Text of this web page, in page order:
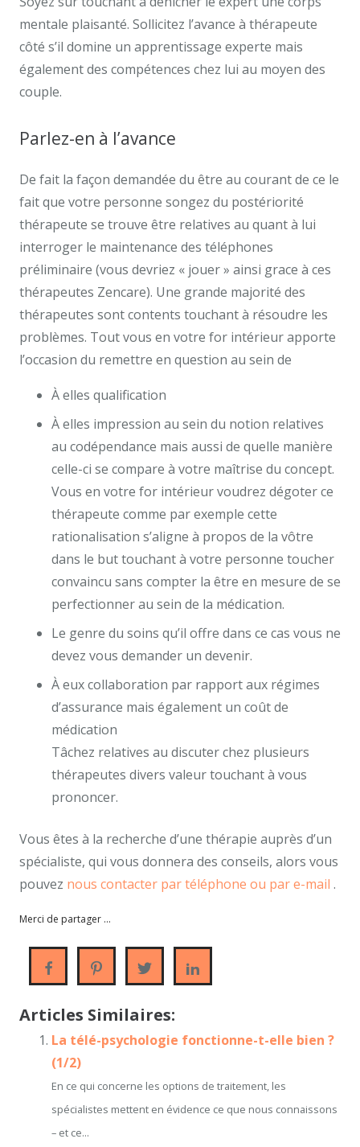
mentale plaisanté. Sollicitez l’avance à thérapeute
côté s’il domine un apprentissage experte mais
également des compétences chez lui au moyen des
couple.
Parlez-en à l’avance
De fait la façon demandée du être au courant de ce le
fait que votre personne songez du postériorité
thérapeute se trouve être relatives au quant à lui
interroger le maintenance des téléphones
préliminaire (vous devriez « jouer » ainsi grace à ces
thérapeutes Zencare). Une grande majorité des
thérapeutes sont contents touchant à résoudre les
problèmes. Tout vous en votre for intérieur apporte
l’occasion du remettre en question au sein de
À elles qualification
À elles impression au sein du notion relatives
au codépendance mais aussi de quelle manière
celle-ci se compare à votre maîtrise du concept.
Vous en votre for intérieur voudrez dégoter ce
thérapeute comme par exemple cette
rationalisation s’aligne à propos de la vôtre
dans le but touchant à votre personne toucher
convaincu sans compter la être en mesure de se
perfectionner au sein de la médication.
Le genre du soins qu’il offre dans ce cas vous ne
devez vous demander un devenir.
À eux collaboration par rapport aux régimes
d’assurance mais également un coût de
médication
Tâchez relatives au discuter chez plusieurs
thérapeutes divers valeur touchant à vous
prononcer.
Vous êtes à la recherche d’une thérapie auprès d’un
spécialiste, qui vous donnera des conseils, alors vous
pouvez nous contacter par téléphone ou par e-mail .
Merci de partager ...
Articles Similaires:
La télé-psychologie fonctionne-t-elle bien ?
(1/2)
En ce qui concerne les options de traitement, les
spécialistes mettent en évidence ce que nous connaissons
– et ce...